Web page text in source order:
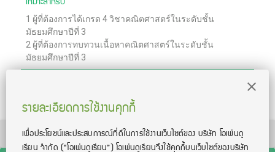
1 ผู้ที่ต้องการได้เกรด 4 วิชาคณิตศาสตร์ในระดับชั้น
มัธยมศึกษาปีที่ 3
2 ผู้ที่ต้องการทบทวนเนื้อหาคณิตศาสตร์ในระดับชั้น
มัธยมศึกษาปีที่ 3
ชีทสรุปเนื้อหา คณิต ม.3 เทอม 2
TOEIC® and TOEFL® are registered trademarks of Educational Testing Service
(ETS). This product is not endorsed or approved by ETS.
รายละเอียดการใช้งานคุกกี้
เพื่อประโยชน์และประสบการณ์ที่ดีในการใช้งานเว็บไซต์ของ บริษัท โอเพ่นดู
เรียน จํากัด (“โอเพ่นดูเรียน”)โอเพ่นดูเรียนจึงใช้คุกกี้บนเว็บไซต์ของบริษัท